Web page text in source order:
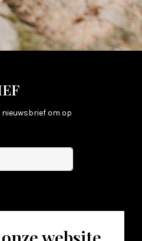
om op